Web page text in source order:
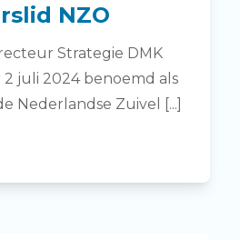
NZO
Strategie DMK
2 juli 2024 benoemd als
Nederlandse Zuivel [...]